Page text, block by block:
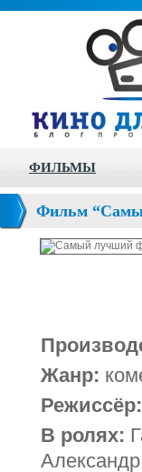
ФИЛЬМЫ
Фильм
Жанр:
Режиссёр:
В ролях: